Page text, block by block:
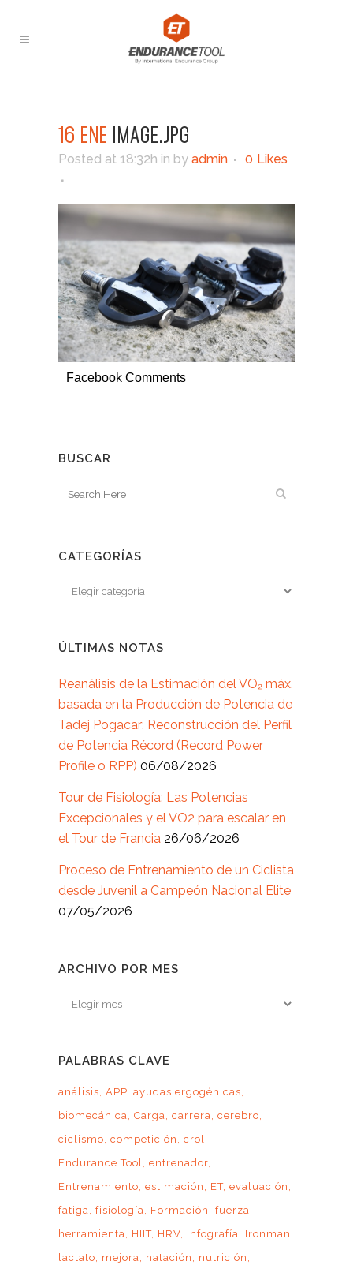
16 ENE IMAGE.JPG
Posted at 18:32h in by admin 0 Likes
Facebook Comments
BUSCAR
CATEGORÍAS
ÚLTIMAS NOTAS
Reanálisis de la Estimación del VO₂ máx.
basada en la Producción de Potencia de
Tadej Pogacar: Reconstrucción del Perfil
de Potencia Récord (Record Power
Profile o RPP) 06/08/2026
Tour de Fisiología: Las Potencias
Excepcionales y el VO2 para escalar en
el Tour de Francia 26/06/2026
Proceso de Entrenamiento de un Ciclista
desde Juvenil a Campeón Nacional Elite
07/05/2026
ARCHIVO POR MES
Archivo
PALABRAS CLAVE
análisis APP ayudas ergogénicas
biomecánica Carga carrera cerebro
ciclismo competición
crol
Endurance Tool entrenador
Entrenamiento estimación ET evaluación
fatiga fisiología Formación
fuerza
herramienta
HIIT HRV infografía
Ironman
lactato
mejora natación
nutrición